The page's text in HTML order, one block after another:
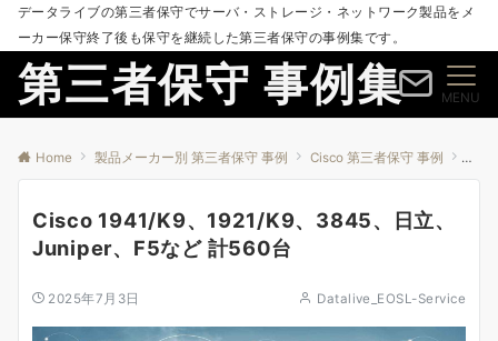
データライブの第三者保守でサーバ・ストレージ・ネットワーク製品をメ
ーカー保守終了後も保守を継続した第三者保守の事例集です。
第三者保守 事例集 MENU
Home 製品メーカー別 第三者保守 事例 Cisco 第三者保守 事例
Cisco 1941/K9、1921/K9、3845、日立、
Juniper、F5など 計560台
2025年7月3日 Datalive_EOSL-Service